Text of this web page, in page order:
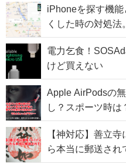
iPhoneを探す機
くした時の対処法。
電力乞食！
けど買えない
Apple AirPodsの
し？スポーツ時は
【神対応】善立
ら本当に郵送され